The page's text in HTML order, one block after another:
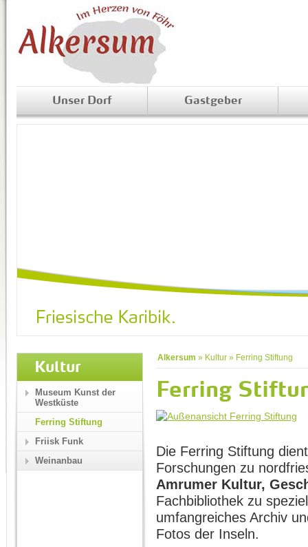
Unser Dorf Gastgeber
Alkersum » Kultur » Ferring Stiftung
Ferring
Die Ferring Stiftung
Forschungen zu
Amrumer Kultur,
Fachbibliothek zu
umfangreiches Archiv
Fotos der Inseln.
Kultur
Museum Kunst der
Westküste
Ferring Stiftung
Friisk Funk
Weinanbau